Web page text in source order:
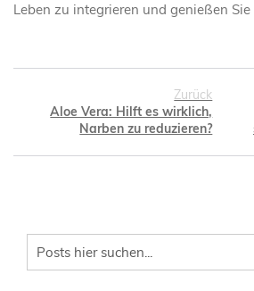
Leben zu integrieren und genießen
Zurück
Aloe Vera: Hilft es wirklich,
Narben zu reduzieren?